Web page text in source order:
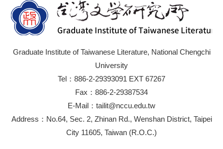
Graduate Institute of Taiwanese Literature, National Chengchi
University
Tel：886-2-29393091 EXT 67267
Fax：886-2-29387534
E-Mail：tailit@nccu.edu.tw
Address：No.64, Sec. 2, Zhinan Rd., Wenshan District, Taipei
City 11605, Taiwan (R.O.C.)